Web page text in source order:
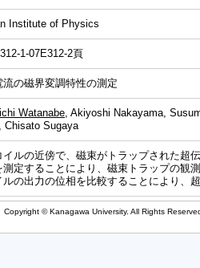
Institute of Physics
1-07E312-2頁
流の磁界変調特性の測定
Watanabe, Akiyoshi Nakayama,
Chisato Sugaya
イルの近傍で、磁束がトラップされた超
測定することにより、磁束トラップの観
の出力の位相を比較することにより、
Copyright © Kanagawa University. All Rights